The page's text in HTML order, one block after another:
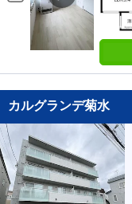
カルグランデ菊水